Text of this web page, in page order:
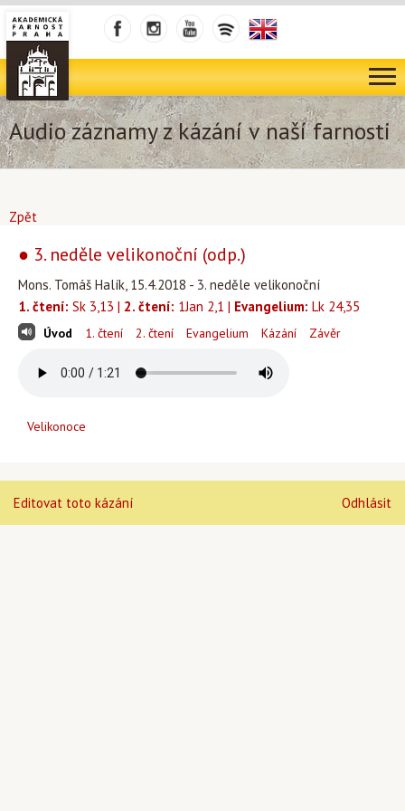
Audio záznamy z kázání v naší farnosti
Zpět
● 3. neděle velikonoční (odp.)
Mons. Tomáš Halík, 15.4.2018 - 3. neděle velikonoční
1. čtení: Sk 3,13 | 2. čtení: 1Jan 2,1 | Evangelium: Lk 24,35
Úvod 1. čtení 2. čtení Evangelium Kázání Závěr
Velikonoce
Editovat toto kázání Odhlásit